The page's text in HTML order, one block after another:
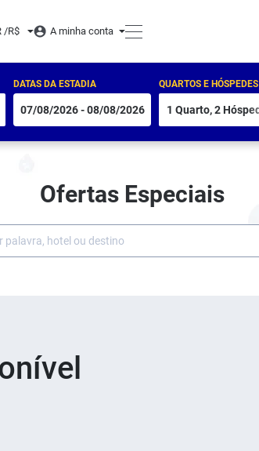
/R$ A minha conta
DATAS DA ESTADIA QUARTOS E HÓSPEDES
Ofertas Especiais